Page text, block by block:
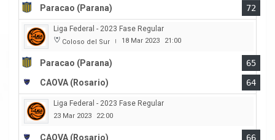
Paracao (Parana)
72
Liga Federal - 2023 Fase Regular
Coloso del Sur | 18 Mar 2023 21:00
Paracao (Parana)
65
CAOVA (Rosario)
64
Liga Federal - 2023 Fase Regular
23 Mar 2023 22:00
CAOVA (Rosario)
66